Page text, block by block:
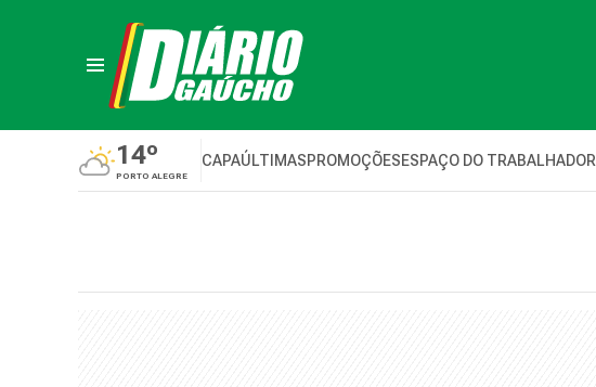
14º
PORTO ALEGRE
CAPAÚLTIMASPROMOÇÕESESPAÇO DO TRABALHADOR